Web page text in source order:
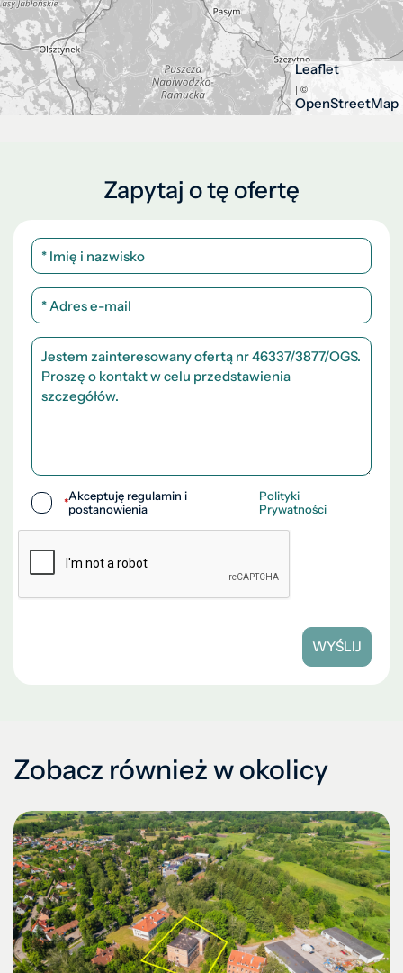
Leaflet
| ©
OpenStreetMap
Zapytaj o tę ofertę
*Akceptuję regulamin i
postanowienia
Polityki
Prywatności
WYŚLIJ
Zobacz również w okolicy